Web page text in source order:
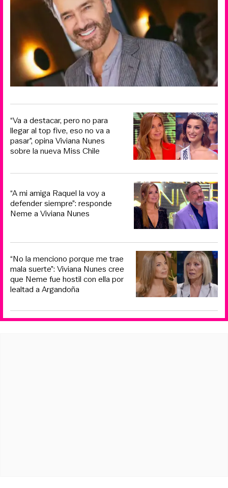
“Va a destacar, pero no para
llegar al top five, eso no va a
pasar”, opina Viviana Nunes
sobre la nueva Miss Chile
“A mi amiga Raquel la voy a
defender siempre”: responde
Neme a Viviana Nunes
“No la menciono porque me trae
mala suerte”: Viviana Nunes cree
que Neme fue hostil con ella por
lealtad a Argandoña